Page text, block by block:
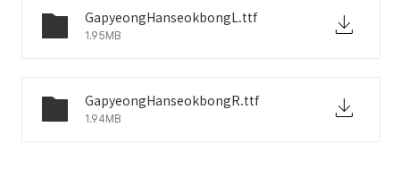
GapyeongHanseokbongL.ttf
1.95MB
GapyeongHanseokbongR.ttf
1.94MB